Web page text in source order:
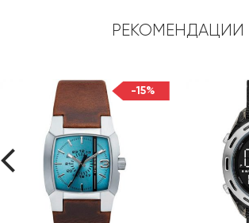
РЕКОМЕНДАЦИИ
-15%